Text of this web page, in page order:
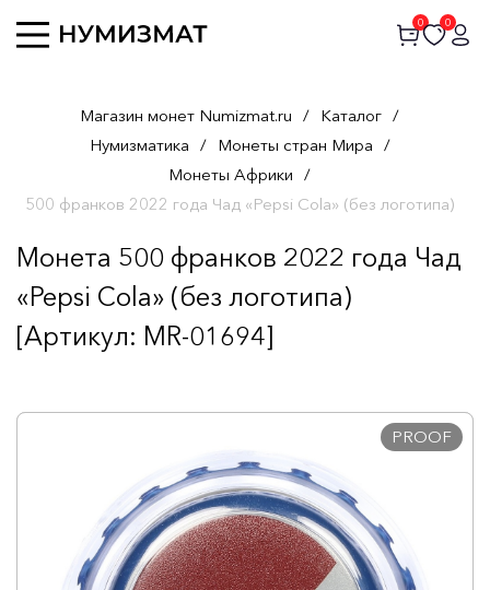
0 0
Магазин монет Numizmat.ru / Каталог /
Нумизматика / Монеты стран Мира /
Монеты Африки /
500 франков 2022 года Чад «Pepsi Cola» (без логотипа)
Монета 500 франков 2022 года Чад
«Pepsi Cola» (без логотипа)
[Артикул: MR-01694]
PROOF